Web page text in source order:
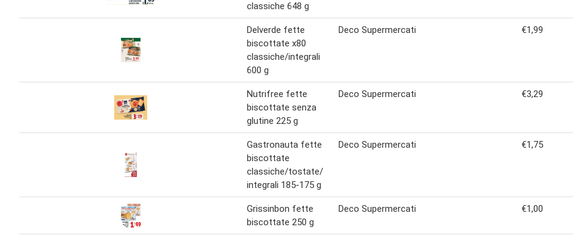
classiche 648 g
Delverde fette
biscottate x80
classiche/integrali
600 g
Deco Supermercati €1,99
Nutrifree fette
biscottate senza
glutine 225 g
Deco Supermercati €3,29
Gastronauta fette
biscottate
classiche/tostate/
integrali 185-175 g
Deco Supermercati €1,75
Grissinbon fette
biscottate 250 g
Deco Supermercati €1,00